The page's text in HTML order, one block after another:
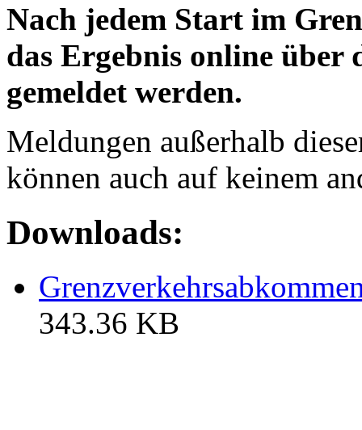
Nach jedem Start im
das Ergebnis online über
gemeldet werden.
Meldungen außerhalb
können auch auf keinem
Downloads:
343.36 KB